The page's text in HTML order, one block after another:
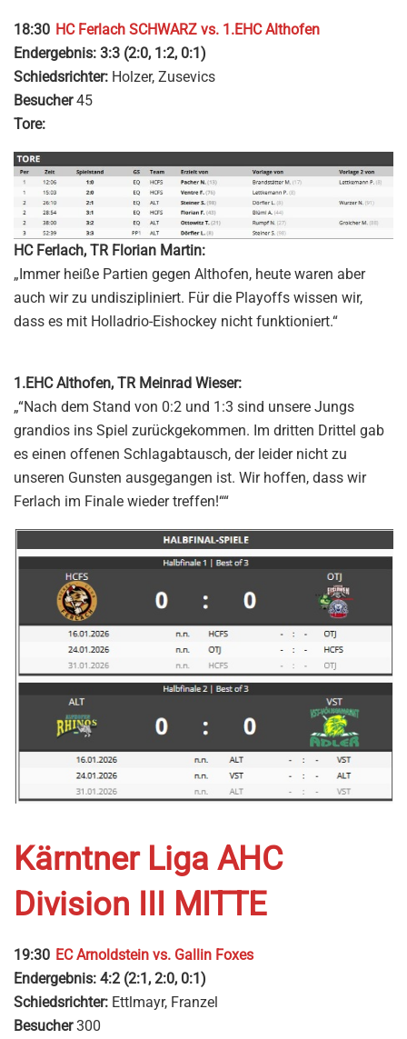
18:30 HC Ferlach SCHWARZ vs. 1.EHC Althofen
Endergebnis: 3:3 (2:0, 1:2, 0:1)
Schiedsrichter: Holzer, Zusevics
Besucher45
Tore:
HC Ferlach, TR Florian Martin:
„Immer heiße Partien gegen Althofen, heute waren aber
auch wir zu undiszipliniert. Für die Playoffs wissen wir,
dass es mit Holladrio-Eishockey nicht funktioniert.“
1.EHC Althofen, TR Meinrad Wieser:
„“Nach dem Stand von 0:2 und 1:3 sind unsere Jungs
grandios ins Spiel zurückgekommen. Im dritten Drittel gab
es einen offenen Schlagabtausch, der leider nicht zu
unseren Gunsten ausgegangen ist. Wir hoffen, dass wir
Ferlach im Finale wieder treffen!““
Kärntner Liga AHC
Division III MITTE
19:30 EC Arnoldstein vs. Gallin Foxes
Endergebnis: 4:2 (2:1, 2:0, 0:1)
Schiedsrichter: Ettlmayr, Franzel
Besucher300